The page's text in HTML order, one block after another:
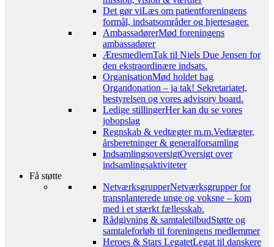
Det gør viLæs om patientforeningens
formål, indsatsområder og hjertesager.
AmbassadørerMød foreningens
ambassadører
ÆresmedlemTak til Niels Due Jensen for
den ekstraordinære indsats.
OrganisationMød holdet bag
Organdonation – ja tak! Sekretariatet,
bestyrelsen og vores advisory board.
Ledige stillingerHer kan du se vores
jobopslag
Regnskab & vedtægter m.m.Vedtægter,
årsberetninger & generalforsamling
IndsamlingsoversigtOversigt over
indsamlingsaktiviteter
Få støtte
NetværksgrupperNetværksgrupper for
transplanterede unge og voksne – kom
med i et stærkt fællesskab.
Rådgivning & samtaletilbudStøtte og
samtaleforløb til foreningens medlemmer
Heroes & Stars LegatetLegat til danskere